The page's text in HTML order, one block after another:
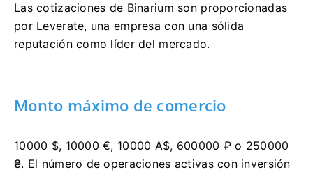
Las cotizaciones de Binarium son proporcionadas
por Leverate, una empresa con una sólida
reputación como líder del mercado.
Monto máximo de comercio
10000 $, 10000 €, 10000 A$, 600000 ₽ o 250000
₴. El número de operaciones activas con inversión